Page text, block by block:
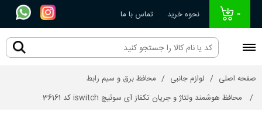
0 نحوه خرید تماس با ما
صفحه اصلی لوازم جانبی
محافظ برق و سیم رابط
محافظ هوشمند ولتاژ و جریان تکفاز آی سوئیچ iswitch کد 36161